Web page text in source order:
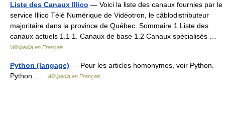
Liste des Canaux Illico — Voici la liste des canaux fournies par le
service Illico Télé Numérique de Vidéotron, le câblodistributeur
majoritaire dans la province de Québec. Sommaire 1 Liste des
canaux actuels 1.1 1. Canaux de base 1.2 Canaux spécialisés …
Wikipédia en Français
Python (langage) — Pour les articles homonymes, voir Python.
Python …
Wikipédia en Français